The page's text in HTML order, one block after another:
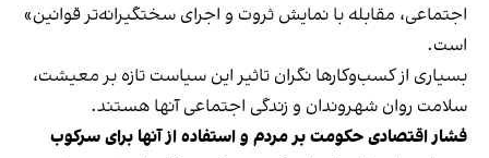
اجتماعی، مقابله با نمایش ثروت و اجرای سختگیرانه‌تر قوانین»
است.
بسیاری از کسب‌وکارها نگران تاثیر این سیاست‌ تازه بر معیشت،
سلامت روان شهروندان و زندگی اجتماعی آنها هستند.
فشار اقتصادی حکومت بر مردم و استفاده از آنها برای سرکوب